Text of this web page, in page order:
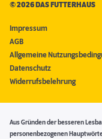
©2026 DAS FUTTERHAUS
Impressum
AGB
Allgemeine
Datenschutz
Widerrufsbelehrung
Aus Gründen der besseren
personenbezogenen